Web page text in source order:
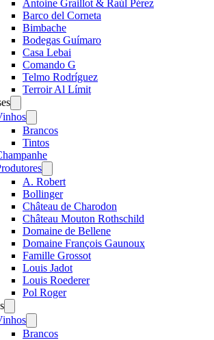
Antoine Graillot & Raúl Pérez
Barco del Corneta
Bimbache
Bodegas Guímaro
Casa Lebai
Comando G
Telmo Rodríguez
Terroir Al Límit
menu
menu
Brancos
Tintos
menu
A. Robert
Bollinger
Château de Charodon
Château Mouton Rothschild
Domaine de Bellene
Domaine François Gaunoux
Famille Grossot
Louis Jadot
Louis Roederer
Pol Roger
menu
menu
Brancos